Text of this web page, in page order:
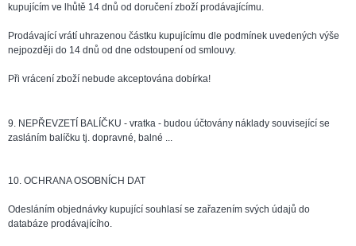
kupujícím ve lhůtě 14 dnů od doručení zboží prodávajícímu.
Prodávající vrátí uhrazenou částku kupujícímu dle podmínek uvedených výše
nejpozději do 14 dnů od dne odstoupení od smlouvy.
Při vrácení zboží nebude akceptována dobírka!
9. NEPŘEVZETÍ BALÍČKU - vratka - budou účtovány náklady související se
zasláním balíčku tj. dopravné, balné ...
10. OCHRANA OSOBNÍCH DAT
Odesláním objednávky kupující souhlasí se zařazením svých údajů do
databáze prodávajícího.